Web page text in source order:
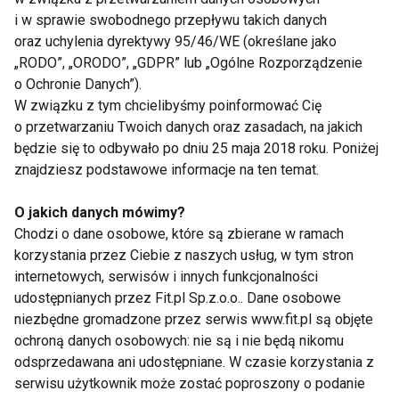
ustalenia, czy nie wpadło w niebezpieczny nałóg.
Traktuj to jak wyciągnięcie pomocnej dłoni.
Nabrałaś podejrzeń?
Nigdy nie zaczynaj od awantury. Porozmawiaj z
dzieckiem. Narkotyk często jest lekarstwem na brak
pociecha ma problemy i czy nie wpadła w ćpające
towarzystwo. Jeśli upewnisz się, że twoje dziecko
bierze, natychmiast poszukaj pomocy w
specjalistycznej poradni! Znajdziesz tam
kompetentne i życzliwe osoby, z których część
boryka się z problemem podobnym do twojego.
i w sprawie swobodnego przepływu takich danych
oraz uchylenia dyrektywy 95/46/WE (określane jako
„RODO”, „ORODO”, „GDPR” lub „Ogólne Rozporządzenie
o Ochronie Danych”).
W związku z tym chcielibyśmy poinformować Cię
o przetwarzaniu Twoich danych oraz zasadach, na jakich
będzie się to odbywało po dniu 25 maja 2018 roku. Poniżej
znajdziesz podstawowe informacje na ten temat.
O jakich danych mówimy?
Chodzi o dane osobowe, które są zbierane w ramach
korzystania przez Ciebie z naszych usług, w tym stron
internetowych, serwisów i innych funkcjonalności
udostępnianych przez Fit.pl Sp.z.o.o.. Dane osobowe
niezbędne gromadzone przez serwis www.fit.pl są objęte
ochroną danych osobowych: nie są i nie będą nikomu
odsprzedawana ani udostępniane. W czasie korzystania z
serwisu użytkownik może zostać poproszony o podanie